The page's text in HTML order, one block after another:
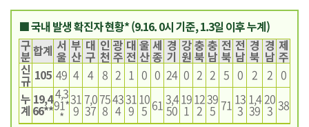
■ 국내 발생 확진자 현황* (9.16. 0시 기준, 1.3일 이후 누계)
구
분합계 서
울
부
산
대
구
인
천
광
주
대
전
울
산
세
종
경
기
강
원
충
북
충
남
전
북
전
남
경
북
경
남
제
주
신
규 105 49 4 4 8 2 1 0 0 24 0 2 2 5 0 2 2 0
누
계
19,4
66**
4,3
91*
*
31
9
7,0
37
75
8
43
4
31
9
10
5 613,4
50
19
1
12
2
39
5 71 13
3
1,4
39
20
3 38